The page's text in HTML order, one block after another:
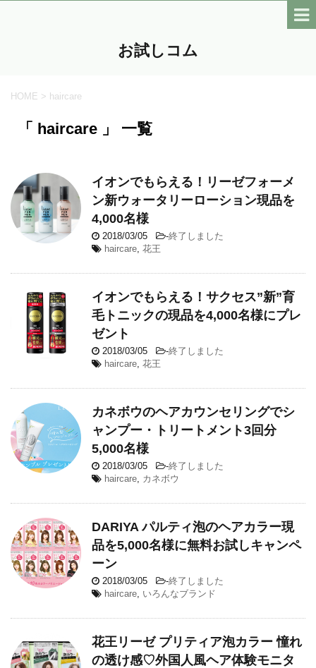
お試しコム
HOME > haircare
「 haircare 」 一覧
イオンでもらえる！リーゼフォーメ
ン新ウォータリーローション現品を
4,000名様
2018/03/05 -終了しました
haircare 花王
イオンでもらえる！サクセス”新”育
毛トニックの現品を4,000名様にプレ
ゼント
2018/03/05 -終了しました
haircare 花王
カネボウのヘアカウンセリングでシ
ャンプー・トリートメント3回分
5,000名様
2018/03/05 -終了しました
haircare
カネボウ
DARIYA パルティ泡のヘアカラー現
品を5,000名様に無料お試しキャンペ
ーン
2018/03/05 -終了しました
haircare いろんなブランド
花王リーゼ プリティア泡カラー 憧れ
の透け感♡外国人風ヘア体験モニタ